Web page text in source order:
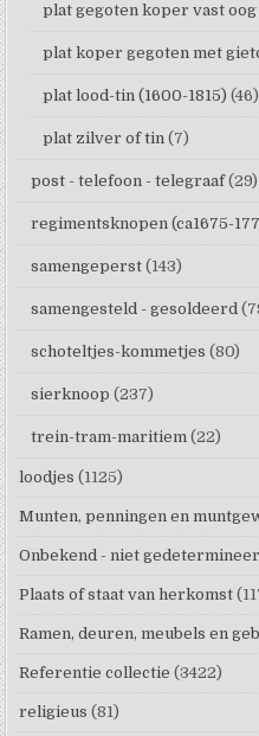
plat gegoten koper vast oog
plat koper gegoten met
plat lood-tin (1600-1815) (46)
plat zilver of tin (7)
post - telefoon - telegraaf (29)
regimentsknopen (ca1675-
samengeperst (143)
samengesteld - gesoldeerd
schoteltjes-kommetjes (80)
sierknoop (237)
trein-tram-maritiem (22)
loodjes (1125)
Munten, penningen en
Onbekend - niet
Plaats of staat van herkomst
Ramen, deuren, meubels en
Referentie collectie (3422)
religieus (81)